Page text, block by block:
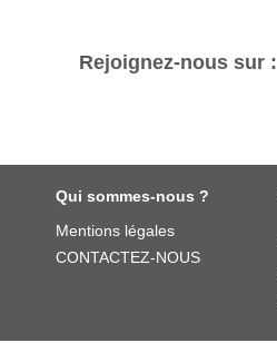
Rejoignez-nous sur :
Qui sommes-nous ?
Mentions légales
CONTACTEZ-NOUS